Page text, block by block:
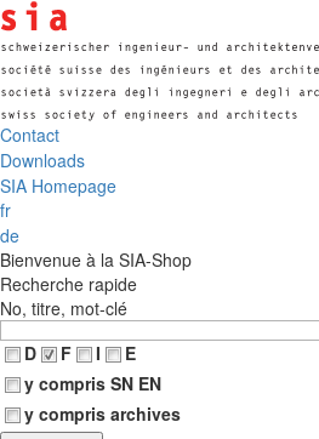
Contact
Downloads
SIA Homepage
fr
de
Bienvenue à la SIA-Shop
Recherche rapide
No, titre, mot-clé
D
F I
E
y compris SN EN
y compris archives